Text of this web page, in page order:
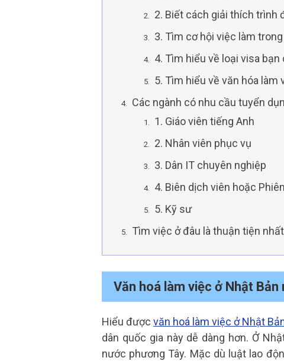
2. Biết cách giải thích trình
3. Tìm cơ hội việc làm
4. Tìm hiểu về loại visa bạn
5. Tìm hiểu về văn hóa làm
Các ngành có nhu cầu tuyển
1. Giáo viên tiếng Anh
2. Nhân viên phục vụ
3. Dân IT chuyên nghiệp
4. Biên dịch viên hoặc
5. Kỹ sư
Tìm việc ở đâu là thuận tiện
Văn hoá làm việc ở Nhật Bản
Hiểu đượcvăn hoá làm việc ở Nhật
dân quốc gia này dễ dàng hơn. Ở
nước phương Tây. Mặc dù luật lao